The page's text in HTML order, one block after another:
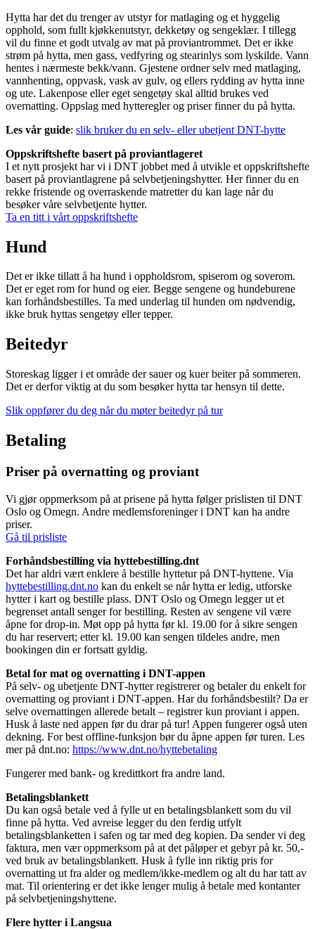
Hytta har det du trenger av utstyr for matlaging og et hyggelig
opphold, som fullt kjøkkenutstyr, dekketøy og sengeklær. I tillegg
vil du finne et godt utvalg av mat på proviantrommet. Det er ikke
strøm på hytta, men gass, vedfyring og stearinlys som lyskilde. Vann
hentes i nærmeste bekk/vann. Gjestene ordner selv med matlaging,
vannhenting, oppvask, vask av gulv, og ellers rydding av hytta inne
og ute. Lakenpose eller eget sengetøy skal alltid brukes ved
overnatting. Oppslag med hytteregler og priser finner du på hytta.
Les vår guide: slik bruker du en selv- eller ubetjent DNT-hytte
Oppskriftshefte basert på proviantlageret
I et nytt prosjekt har vi i DNT jobbet med å utvikle et oppskriftshefte
basert på proviantlagrene på selvbetjeningshytter. Her finner du en
rekke fristende og overraskende matretter du kan lage når du
besøker våre selvbetjente hytter.
Ta en titt i vårt oppskriftshefte
Hund
Det er ikke tillatt å ha hund i oppholdsrom, spiserom og soverom.
Det er eget rom for hund og eier. Begge sengene og hundeburene
kan forhåndsbestilles. Ta med underlag til hunden om nødvendig,
ikke bruk hyttas sengetøy eller tepper.
Beitedyr
Storeskag ligger i et område der sauer og kuer beiter på sommeren.
Det er derfor viktig at du som besøker hytta tar hensyn til dette.
Slik oppfører du deg når du møter beitedyr på tur
Betaling
Priser på overnatting og proviant
Vi gjør oppmerksom på at prisene på hytta følger prislisten til DNT
Oslo og Omegn. Andre medlemsforeninger i DNT kan ha andre
priser.
Gå til prisliste
Forhåndsbestilling via hyttebestilling.dnt
Det har aldri vært enklere å bestille hyttetur på DNT-hyttene. Via
hyttebestilling.dnt.no kan du enkelt se når hytta er ledig, utforske
hytter i kart og bestille plass. DNT Oslo og Omegn legger ut et
begrenset antall senger for bestilling. Resten av sengene vil være
åpne for drop-in. Møt opp på hytta før kl. 19.00 for å sikre sengen
du har reservert; etter kl. 19.00 kan sengen tildeles andre, men
bookingen din er fortsatt gyldig.
Betal for mat og overnatting i DNT-appen
På selv- og ubetjente DNT‑hytter registrerer og betaler du enkelt for
overnatting og proviant i DNT‑appen. Har du forhåndsbestilt? Da er
selve overnattingen allerede betalt – registrer kun proviant i appen.
Husk å laste ned appen før du drar på tur! Appen fungerer også uten
dekning. For best offline‑funksjon bør du åpne appen før turen. Les
mer på dnt.no: https://www.dnt.no/hyttebetaling
Fungerer med bank- og kredittkort fra andre land.
Betalingsblankett
Du kan også betale ved å fylle ut en betalingsblankett som du vil
finne på hytta. Ved avreise legger du den ferdig utfylt
betalingsblanketten i safen og tar med deg kopien. Da sender vi deg
faktura, men vær oppmerksom på at det påløper et gebyr på kr. 50,-
ved bruk av betalingsblankett. Husk å fylle inn riktig pris for
overnatting ut fra alder og medlem/ikke-medlem og alt du har tatt av
mat. Til orientering er det ikke lenger mulig å betale med kontanter
på selvbetjeningshyttene.
Flere hytter i Langsua